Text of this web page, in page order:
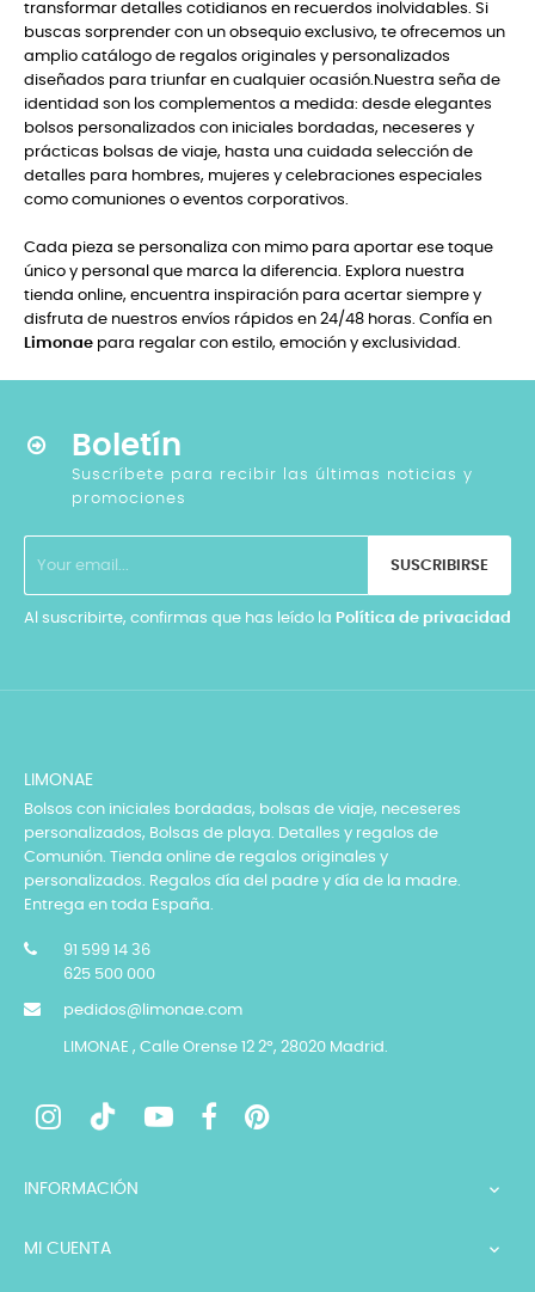
transformar detalles cotidianos en recuerdos inolvidables. Si
buscas sorprender con un obsequio exclusivo, te ofrecemos un
amplio catálogo de regalos originales y personalizados
diseñados para triunfar en cualquier ocasión.Nuestra seña de
identidad son los complementos a medida: desde elegantes
bolsos personalizados con iniciales bordadas, neceseres y
prácticas bolsas de viaje, hasta una cuidada selección de
detalles para hombres, mujeres y celebraciones especiales
como comuniones o eventos corporativos.
Cada pieza se personaliza con mimo para aportar ese toque
único y personal que marca la diferencia. Explora nuestra
tienda online, encuentra inspiración para acertar siempre y
disfruta de nuestros envíos rápidos en 24/48 horas. Confía en
Limonae para regalar con estilo, emoción y exclusividad.
Boletín
Suscríbete para recibir las últimas noticias y
promociones
SUSCRIBIRSE
Al suscribirte, confirmas que has leído la Política de privacidad
LIMONAE
Bolsos con iniciales bordadas, bolsas de viaje, neceseres
personalizados, Bolsas de playa. Detalles y regalos de
Comunión. Tienda online de regalos originales y
personalizados. Regalos día del padre y día de la madre.
Entrega en toda España.
91 599 14 36
625 500 000
pedidos@limonae.com
LIMONAE , Calle Orense 12 2º, 28020 Madrid.
INFORMACIÓN 
MI CUENTA 